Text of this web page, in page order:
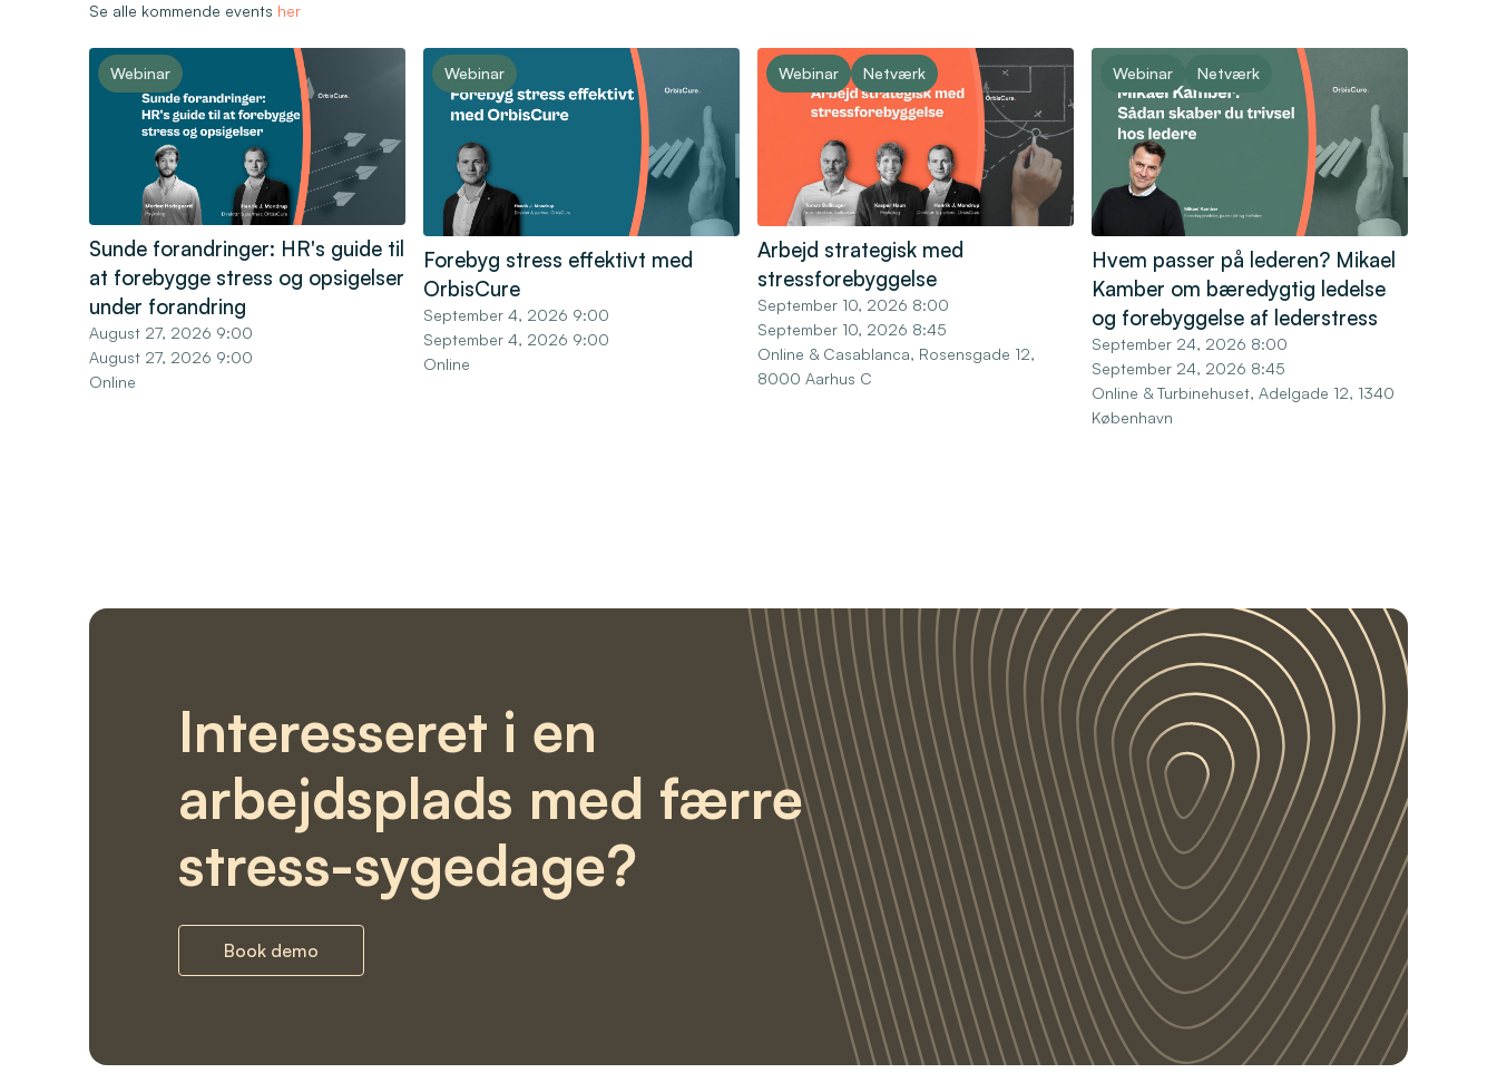
Se alle kommende events her
Webinar
Sunde forandringer: HR's guide til
at forebygge stress og opsigelser
under forandring
August 27, 2026 9:00
August 27, 2026 9:00
Online
Webinar
Forebyg stress effektivt med
OrbisCure
September 4, 2026 9:00
September 4, 2026 9:00
Online
Webinar Netværk
Arbejd strategisk med
stressforebyggelse
September 10, 2026 8:00
September 10, 2026 8:45
Online & Casablanca, Rosensgade 12,
8000 Aarhus C
Webinar Netværk
Hvem passer på lederen? Mikael
Kamber om bæredygtig ledelse
og forebyggelse af lederstress
September 24, 2026 8:00
September 24, 2026 8:45
Online & Turbinehuset, Adelgade 12, 1340
København
Interesseret i en
arbejdsplads med færre
stress-sygedage?
Book demo